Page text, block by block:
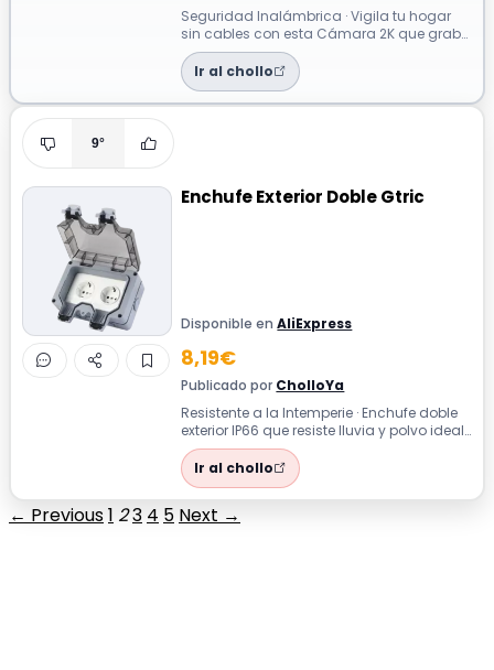
Seguridad Inalámbrica · Vigila tu hogar
sin cables con esta Cámara 2K que graba
en alta resolución ideal para exterio...
Ir al chollo
9°
Enchufe Exterior Doble Gtric
Disponible enAliExpress
8,19€
Publicado por CholloYa
Resistente a la Intemperie · Enchufe doble
exterior IP66 que resiste lluvia y polvo ideal
para instalar en terrazas o...
Ir al chollo
← Previous1 23 4 5 Next →